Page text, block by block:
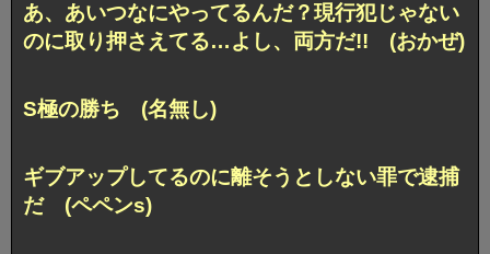
あ、あいつなにやってるんだ？現行犯じゃない
のに取り押さえてる…よし、両方だ!! (おかぜ)
S極の勝ち (名無し)
ギブアップしてるのに離そうとしない罪で逮捕
だ (ペペンs)